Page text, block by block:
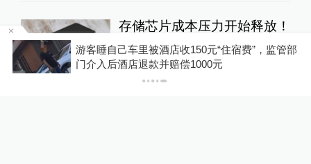
存储芯片成本压力开始释放！
余承东称所有手机都要大规模
涨价，否则就是亏损销售
10%公司 13小时前
游客睡自己车里被酒店收150元“住宿费”，监管部
门介入后酒店退款并赔偿1000元